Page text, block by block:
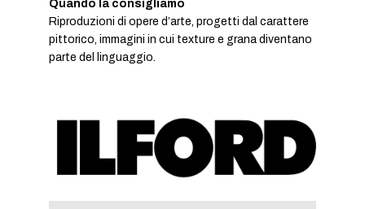
Quando la consigliamo
Riproduzioni di opere d’arte, progetti dal carattere
pittorico, immagini in cui texture e grana diventano
parte del linguaggio.